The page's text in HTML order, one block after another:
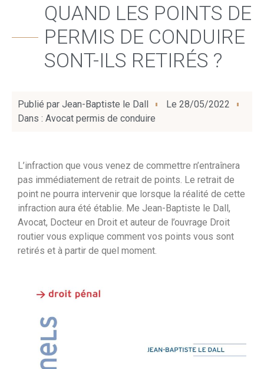
QUAND LES POINTS DE
PERMIS DE CONDUIRE
SONT-ILS RETIRÉS ?
Publié par Jean-Baptiste le Dall Le 28/05/2022
Dans : Avocat permis de conduire
L’infraction que vous venez de commettre n’entraînera
pas immédiatement de retrait de points. Le retrait de
point ne pourra intervenir que lorsque la réalité de cette
infraction aura été établie. Me Jean-Baptiste le Dall,
Avocat, Docteur en Droit et auteur de l’ouvrage Droit
routier vous explique comment vos points vous sont
retirés et à partir de quel moment.